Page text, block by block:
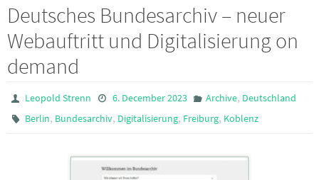
Deutsches Bundesarchiv – neuer
Webauftritt und Digitalisierung on
demand
Leopold Strenn 6. December 2023 Archive, Deutschland
Berlin, Bundesarchiv, Digitalisierung, Freiburg, Koblenz